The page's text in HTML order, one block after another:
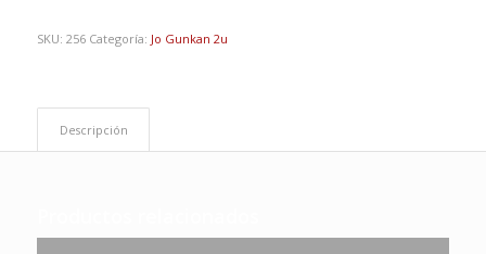
SKU: 256 Categoría: Jo Gunkan 2u
Descripción